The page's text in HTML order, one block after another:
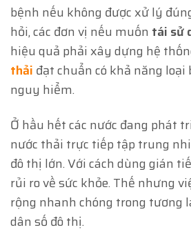
bệnh nếu không được xử lý
hỏi, các đơn vị nếu muốn tái sử
hiệu quả phải xây dựng hệ
thải đạt chuẩn có khả năng
nguy hiểm.
Ở hầu hết các nước đang phát
nước thải trực tiếp tập trung
đô thị lớn. Với cách dùng gián
rủi ro về sức khỏe. Thế nhưng
rộng nhanh chóng trong tương
dân số đô thị.